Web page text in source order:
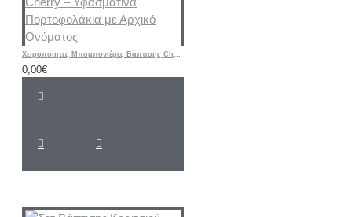
Χειροποίητες Μπομπονιέρες Βάπτισης Cherry – Υφασμάτινα Πορτοφολάκια με Αρχικό Ονόματος
0,00€